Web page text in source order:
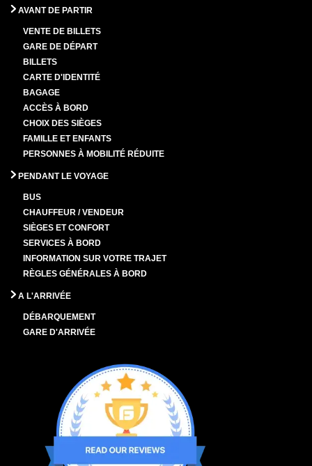
AVANT DE PARTIR
VENTE DE BILLETS
GARE DE DÉPART
BILLETS
CARTE D'IDENTITÉ
BAGAGE
ACCÈS À BORD
CHOIX DES SIÈGES
FAMILLE ET ENFANTS
PERSONNES À MOBILITÉ RÉDUITE
PENDANT LE VOYAGE
BUS
CHAUFFEUR / VENDEUR
SIÈGES ET CONFORT
SERVICES À BORD
INFORMATION SUR VOTRE TRAJET
RÈGLES GÉNÉRALES À BORD
A L'ARRIVÉE
DÉBARQUEMENT
GARE D'ARRIVÉE